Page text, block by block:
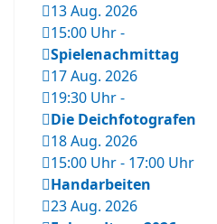
13 Aug. 2026
15:00 Uhr-
Spielenachmittag
17 Aug. 2026
19:30 Uhr-
Die Deichfotografen
18 Aug. 2026
15:00 Uhr- 17:00 Uhr
Handarbeiten
23 Aug. 2026